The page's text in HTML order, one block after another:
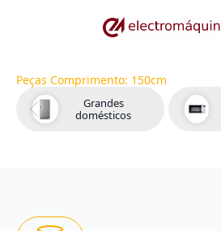
Peças Comprimento: 150cm
Grandes
domésticos